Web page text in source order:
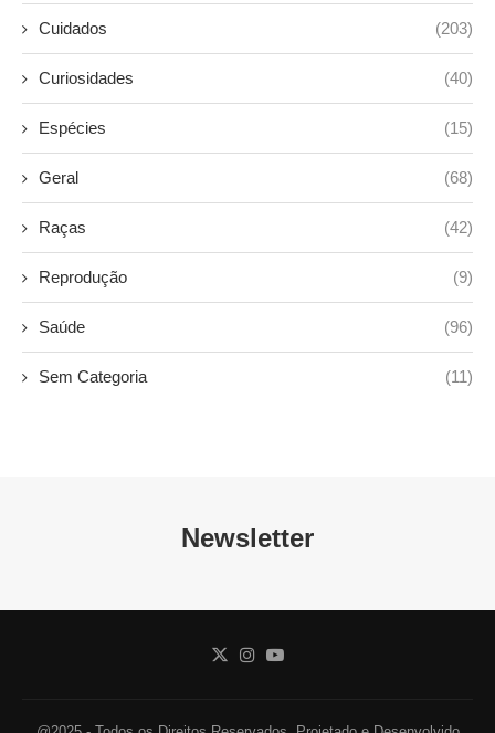
Cuidados (203)
Curiosidades (40)
Espécies (15)
Geral (68)
Raças (42)
Reprodução (9)
Saúde (96)
Sem Categoria (11)
Newsletter